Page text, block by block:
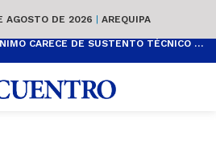
AGOSTO DE 2026 | AREQUIPA
AUMENTO DEL SUELDO MÍNIMO CARECE DE SUSTENTO TÉCNICO Y ES POPULISTA